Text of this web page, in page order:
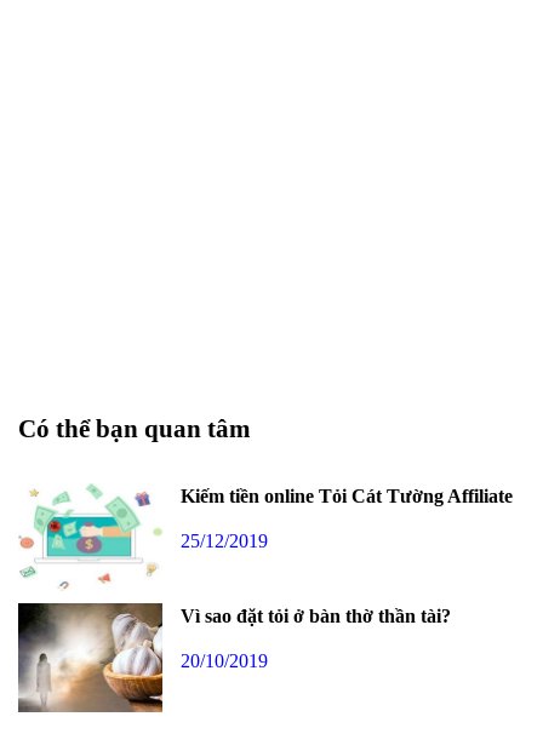
Có thể bạn quan tâm
Kiếm tiền online Tỏi Cát Tường Affiliate
25/12/2019
Vì sao đặt tỏi ở bàn thờ thần tài?
20/10/2019